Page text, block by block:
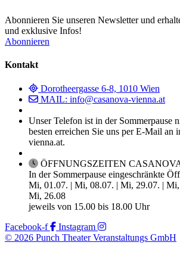
Abonnieren Sie unseren Newsletter und
und exklusive Infos!
Abonnieren
Kontakt
Dorotheergasse 6-8, 1010 Wien
MAIL: info@casanova-vienna.at
Unser Telefon ist in der Sommerpause
besten erreichen Sie uns per E-Mail an
vienna.at.
ÖFFNUNGSZEITEN
In der Sommerpause eingeschränkte
Mi, 01.07. | Mi, 08.07. | Mi, 29.07. |
Mi, 26.08
jeweils von 15.00 bis 18.00 Uhr
Facebook-f
Instagram
© 2026 Punch Theater Veranstaltungs GmbH